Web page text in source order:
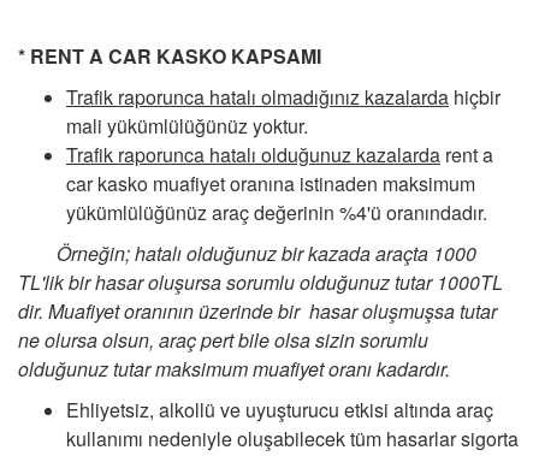
* RENT A CAR KASKO KAPSAMI
Trafik raporunca hatalı olmadığınız kazalarda hiçbir
mali yükümlülüğünüz yoktur.
Trafik raporunca hatalı olduğunuz kazalarda rent a
car kasko muafiyet oranına istinaden maksimum
yükümlülüğünüz araç değerinin %4'ü oranındadır.
Örneğin; hatalı olduğunuz bir kazada araçta 1000
TL'lik bir hasar oluşursa sorumlu olduğunuz tutar 1000TL
dir. Muafiyet oranının üzerinde bir hasar oluşmuşsa tutar
ne olursa olsun, araç pert bile olsa sizin sorumlu
olduğunuztutar maksimum muafiyet oranı kadardır.
Ehliyetsiz, alkollü ve uyuşturucu etkisi altında araç
kullanımı nedeniyle oluşabilecek tüm hasarlar sigorta